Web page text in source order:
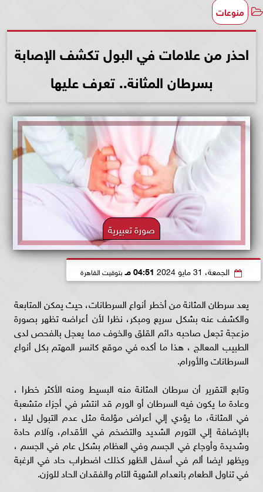
منوعات
احذر من علامات في البول تكشف الإصابة
بسرطان المثانة.. تعرف عليها
صورة تعبيرية
الجمعة، 31 مايو 2024 04:51 مـ بتوقيت القاهرة
يعد سرطان المثانة من أخطر أنواع السرطانات، حيث يمكن المتابعة
والكشف عنه بشكل سريع ومبكر، نظرا لأن أعراضه تظهر بصورة
مزعجة تجعل صاحبه دائم القلق والخوف مما يعجل بالفحص لدى
الطبيب المعالج ، هذا ما أكده في موقع كانسر المهتم بكل أنواع
السرطانات والأورام.
وتابع التقرير أن سرطان المثانة منه البسيط ومنه الأكثر خطرا ،
وعادة ما يكون فيه السرطان أو الورم قد انتشر في أجزاء متشعبة
في المثانة، ما يؤدي إلي أعراض مؤلمة مثل عدم التبول ليلا ،
بالإضافة إلي التورم الشديد والتضخم في الأقدام، وآلام حادة
وشديدة وأوجاع في الجسم وفي العظام بشكل عام في الجسم ،
ويظهر ايضا ألم في أسفل الظهر كذلك اضطراب حاد في الرغبة
في تناول الطعام بانعدام الشهية التام والفقدان الحاد للوزن.